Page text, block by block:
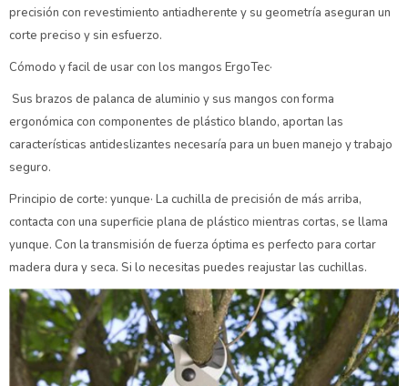
precisión con revestimiento antiadherente y su geometría aseguran un
corte preciso y sin esfuerzo.
Cómodo y facil de usar con los mangos ErgoTec·
Sus brazos de palanca de aluminio y sus mangos con forma
ergonómica con componentes de plástico blando, aportan las
características antideslizantes necesaría para un buen manejo y trabajo
seguro.
Principio de corte: yunque· La cuchilla de precisión de más arriba,
contacta con una superficie plana de plástico mientras cortas, se llama
yunque. Con la transmisión de fuerza óptima es perfecto para cortar
madera dura y seca. Si lo necesitas puedes reajustar las cuchillas.